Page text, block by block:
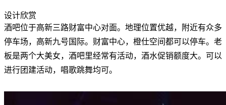
设计欣赏
酒吧位于高新三路财富中心对面。地理位置优越，附近有众多
停车场，高新九号国际。财富中心，橙仕空间都可以停车。老
板是两个大美女，酒吧里经常有活动，酒水促销额度大。可以
进行团建活动，唱歌跳舞均可。